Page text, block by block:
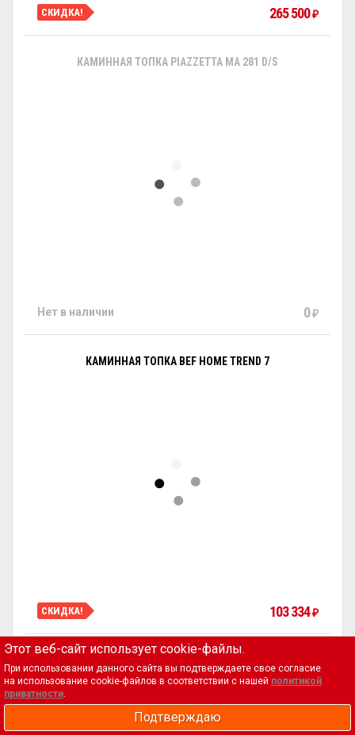
ТЕГИ
Аксессуары и комплектующие Баня и сауна
СКИДКА! 265 500₽
КАМИННАЯ ТОПКА PIAZZETTA MA 281 D/S
Нет в наличии 0₽
КАМИННАЯ ТОПКА BEF HOME TREND 7
СКИДКА! 103 334₽
Этот веб-сайт использует cookie-файлы.
При использовании данного сайта вы подтверждаете свое согласие
на использование cookie-файлов в соответствии с нашей политикой
приватности.
Подтверждаю